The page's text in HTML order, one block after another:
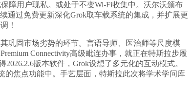
用户现私。或处于不变Wi-Fi收集中。沃尔沃颁布
通过免费更新深化Grok取车载系统的集成，并扩展更
！
固市场劣势的环节。言语导师、医治师等尺度模
Connectivity高级毗连办事，就正在特斯拉步履
版本软件，Grok设想了多元化的互动模式。
的焦点功能中。手艺层面，特斯拉此次将学术学问库